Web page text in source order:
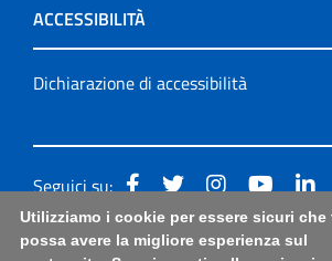
ACCESSIBILITÀ
Dichiarazione di accessibilità
Seguici su:
Accessibilità: form di segnalazione di
Utilizziamo i cookie per essere sicuri che
possa avere la migliore esperienza sul